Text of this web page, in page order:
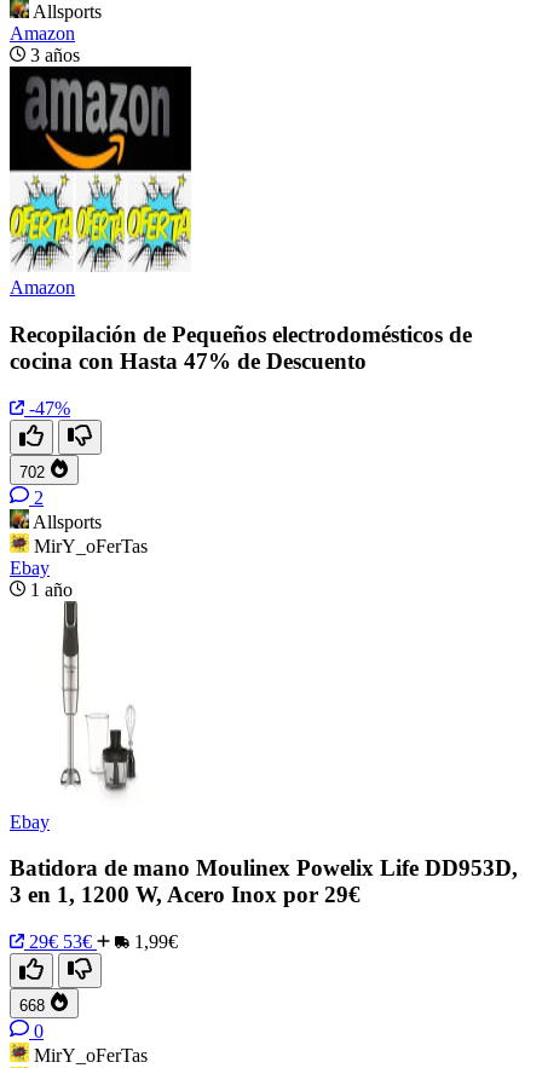
Allsports
Amazon
3 años
Amazon
Recopilación de Pequeños electrodomésticos de
cocina con Hasta 47% de Descuento
-47%
702
2
Allsports
MirY_oFerTas
Ebay
1 año
Ebay
Batidora de mano Moulinex Powelix Life DD953D,
3 en 1, 1200 W, Acero Inox por 29€
29€ 53€ 1,99€
668
0
MirY_oFerTas